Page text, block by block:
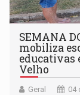
SEMANA
mobiliza
educativas
Velho
Geral 04